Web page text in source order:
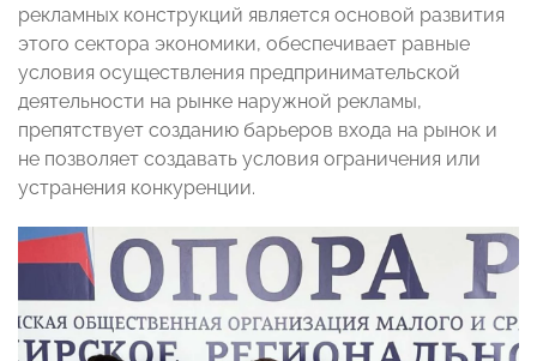
рекламных конструкций является основой развития
этого сектора экономики, обеспечивает равные
условия осуществления предпринимательской
деятельности на рынке наружной рекламы,
препятствует созданию барьеров входа на рынок и
не позволяет создавать условия ограничения или
устранения конкуренции.